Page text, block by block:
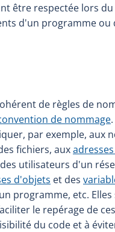
être respectée lors
d'un programme ou
de règles de
de nommage
par exemple, aux
fichiers, auxadresses
utilisateurs d'un
d'objets et des
programme, etc.
le repérage de
du code et à